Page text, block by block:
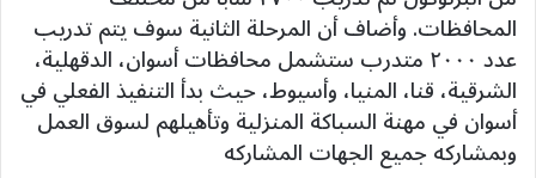
المحافظات. وأضاف أن المرحلة الثانية سوف يتم تدريب
عدد ٢٠٠٠ متدرب ستشمل محافظات أسوان، الدقهلية،
الشرقية، قنا، المنيا، وأسيوط، حيث بدأ التنفيذ الفعلي في
أسوان في مهنة السباكة المنزلية وتأهيلهم لسوق العمل
وبمشاركه جميع الجهات المشاركه